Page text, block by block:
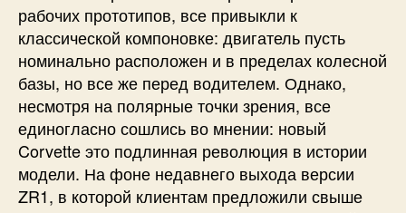
рабочих прототипов, все привыкли к
классической компоновке: двигатель пусть
номинально расположен и в пределах колесной
базы, но все же перед водителем. Однако,
несмотря на полярные точки зрения, все
единогласно сошлись во мнении: новый
Corvette это подлинная революция в истории
модели. На фоне недавнего выхода версии
ZR1, в которой клиентам предложили свыше